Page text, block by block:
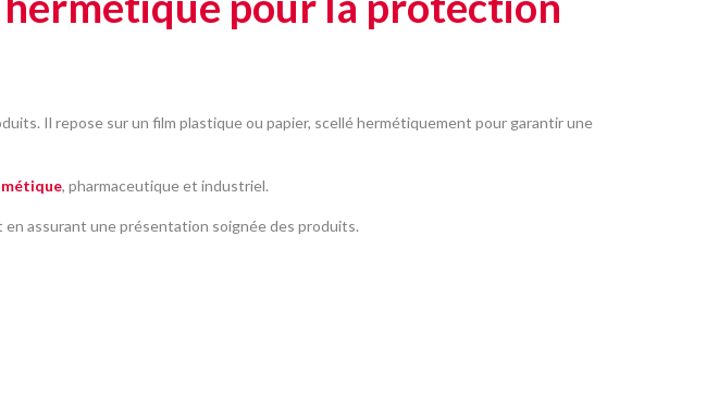
Il repose sur un film plastique ou papier, scellé hermétiquement pour garantir une
, pharmaceutique et industriel.
assurant une présentation soignée des produits.